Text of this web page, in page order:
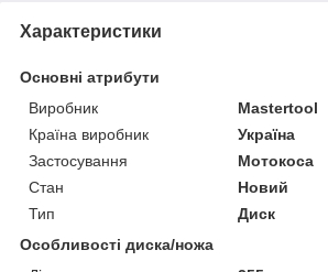
Характеристики
Основні атрибути
Виробник
Mastertool
Країна виробник
Україна
Застосування
Мотокоса
Стан
Новий
Тип
Диск
Особливості диска/ножа